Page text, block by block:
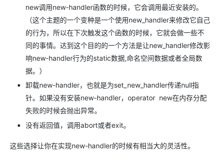
new调用new-handler函数的时候，它会调用最近安装的。
（这个主题的一个变种是一个使用new_handler来修改它自己
的行为，所以在下次触发这个函数的时候，它就会做一些不
同的事情。达到这个目的的一个方法是让new_handler修改影
响new-handler行为的static数据,命名空间数据或者全局数
据。）
卸载new-handler，也就是为set_new_handler传递null指
针。如果没有安装new-handler，operator new在内存分配
失败的时候会抛出异常。
没有返回值，调用abort或者exit。
这些选择让你在实现new-handler的时候有相当大的灵活性。